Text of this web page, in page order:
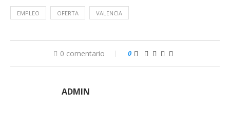
EMPLEO OFERTA VALENCIA
0 comentario 0
ADMIN